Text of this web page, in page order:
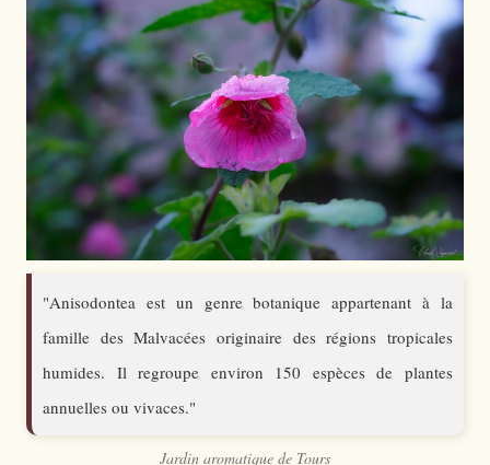
"Anisodontea est un genre botanique appartenant à la
famille des Malvacées originaire des régions tropicales
humides. Il regroupe environ 150 espèces de plantes
annuelles ou vivaces."
Jardin aromatique de Tours